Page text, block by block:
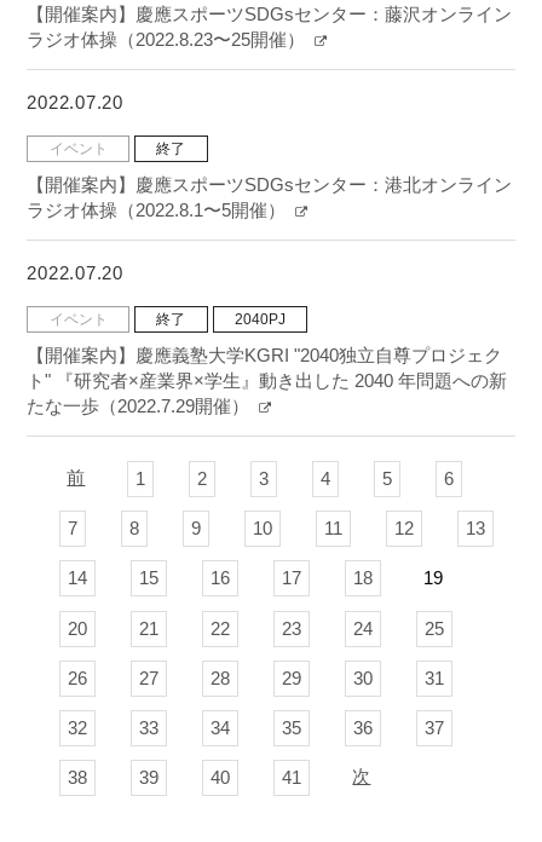
【開催案内】慶應スポーツSDGsセンター：藤沢オンライン
ラジオ体操（2022.8.23〜25開催）
2022.07.20
イベント 終了
【開催案内】慶應スポーツSDGsセンター：港北オンライン
ラジオ体操（2022.8.1〜5開催）
2022.07.20
イベント 終了 2040PJ
【開催案内】慶應義塾大学KGRI "2040独立自尊プロジェク
ト" 『研究者×産業界×学生』動き出した 2040 年問題への新
たな一歩（2022.7.29開催）
前 1 2 3 4 5 6
7 8 9 10 11 12 13
14 15 16 17 18 19
20 21 22 23 24 25
26 27 28 29 30 31
32 33 34 35 36 37
38 39 40 41 次